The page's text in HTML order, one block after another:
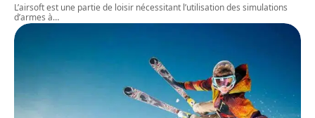
L’airsoft est une partie de loisir nécessitant l’utilisation des simulations
d’armes à…